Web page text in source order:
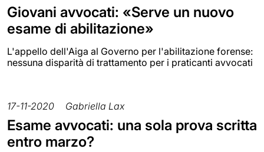
Giovani avvocati: «Serve un nuovo
esame di abilitazione»
L'appello dell'Aiga al Governo per l'abilitazione forense:
nessuna disparità di trattamento per i praticanti avvocati
17-11-2020 Gabriella Lax
Esame avvocati: una sola prova scritta
entro marzo?